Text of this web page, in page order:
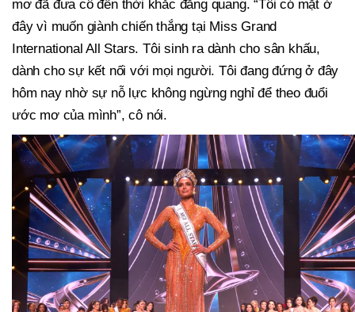
mơ đã đưa cô đến thời khắc đăng quang. “Tôi có mặt ở
đây vì muốn giành chiến thắng tại Miss Grand
International All Stars. Tôi sinh ra dành cho sân khấu,
dành cho sự kết nối với mọi người. Tôi đang đứng ở đây
hôm nay nhờ sự nỗ lực không ngừng nghỉ để theo đuổi
ước mơ của mình”, cô nói.